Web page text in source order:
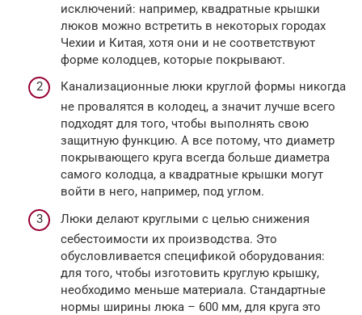
исключений: например, квадратные крышки
люков можно встретить в некоторых городах
Чехии и Китая, хотя они и не соответствуют
форме колодцев, которые покрывают.
Канализационные люки круглой формы никогда
не провалятся в колодец, а значит лучше всего
подходят для того, чтобы выполнять свою
защитную функцию. А все потому, что диаметр
покрывающего круга всегда больше диаметра
самого колодца, а квадратные крышки могут
войти в него, например, под углом.
Люки делают круглыми с целью снижения
себестоимости их производства. Это
обусловливается спецификой оборудования:
для того, чтобы изготовить круглую крышку,
необходимо меньше материала. Стандартные
нормы ширины люка – 600 мм, для круга это